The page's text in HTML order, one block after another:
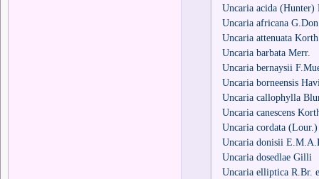
Uncaria acida (Hunter)
Uncaria africana G.Don
Uncaria attenuata
Uncaria barbata Merr.
Uncaria bernaysii
Uncaria borneensis
Uncaria callophylla
Uncaria canescens
Uncaria cordata
Uncaria donisii
Uncaria dosedlae Gilli
Uncaria elliptica R.Br.